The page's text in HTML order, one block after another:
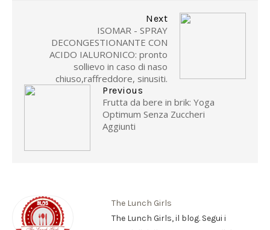
Next
ISOMAR - SPRAY
DECONGESTIONANTE CON
ACIDO IALURONICO: pronto
sollievo in caso di naso
chiuso,raffreddore, sinusiti.
Previous
Frutta da bere in brik: Yoga
Optimum Senza Zuccheri
Aggiunti
The Lunch Girls
The Lunch Girls, il blog. Segui i